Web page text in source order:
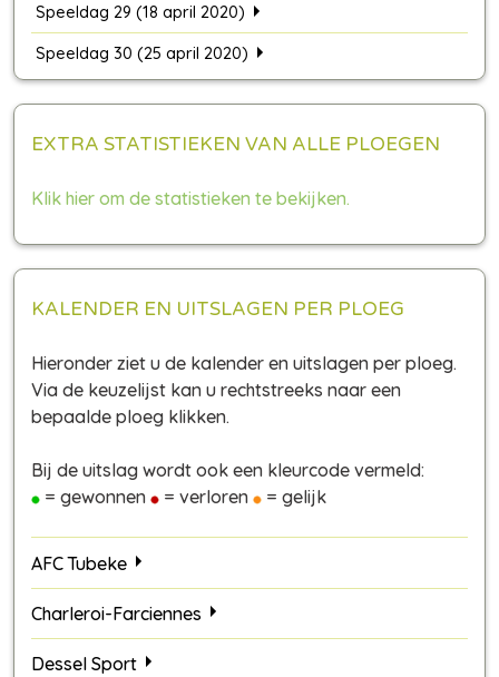
Speeldag 29 (18 april 2020)
Speeldag 30 (25 april 2020)
EXTRA STATISTIEKEN VAN ALLE PLOEGEN
Klik hier om de statistieken te bekijken.
KALENDER EN UITSLAGEN PER PLOEG
Hieronder ziet u de kalender en uitslagen per ploeg.
Via de keuzelijst kan u rechtstreeks naar een
bepaalde ploeg klikken.
Bij de uitslag wordt ook een kleurcode vermeld:
= gewonnen
= verloren = gelijk
AFC Tubeke
Charleroi-Farciennes
Dessel Sport